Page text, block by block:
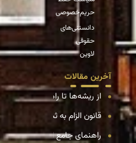
حریم‌خصوصی
دانستنی‌های
حقوقی
لاوین
آخرین مقالات
از ریشه‌ها تا راهکارهای حل
قانون الزام به ثبت رسمی
راهنمای جامع انتقال سهام